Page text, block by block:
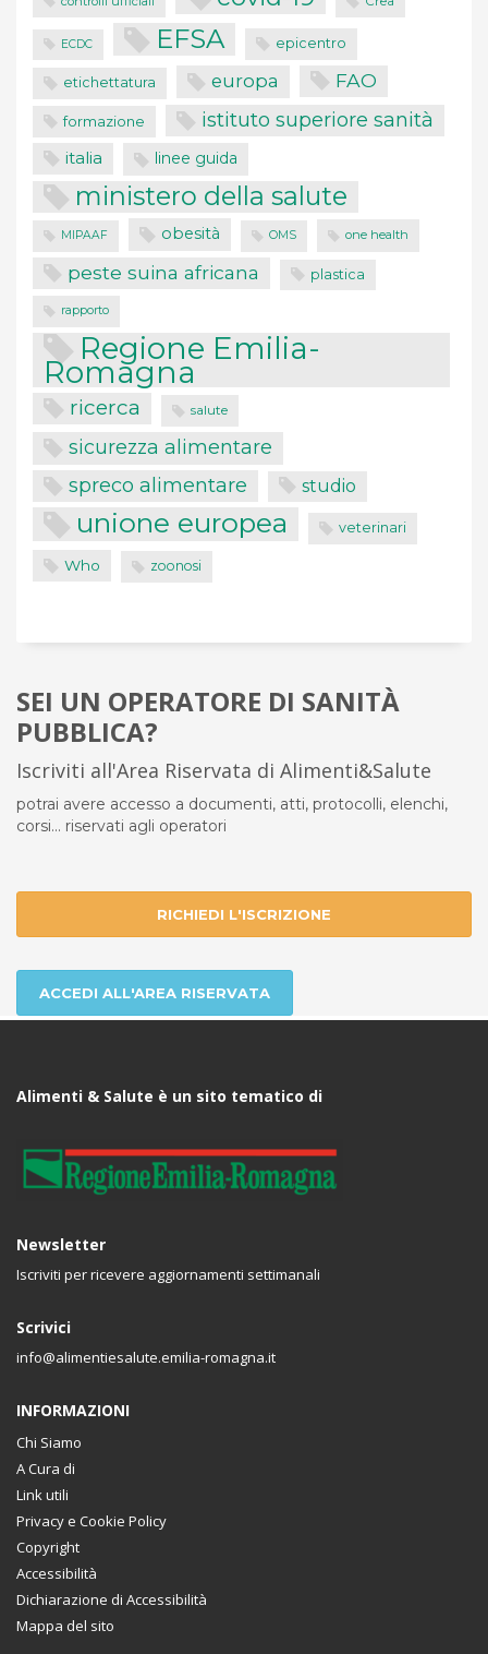
ECDC EFSA epicentro
etichettatura europa FAO
formazione istituto superiore sanità
italia linee guida
ministero della salute
MIPAAF obesità OMS one health
peste suina africana plastica
rapporto
Regione Emilia-
Romagna
ricerca salute
sicurezza alimentare
spreco alimentare studio
unione europea veterinari
Who zoonosi
SEI UN OPERATORE DI SANITÀ
PUBBLICA?
Iscriviti all'Area Riservata di Alimenti&Salute
potrai avere accesso a documenti, atti, protocolli, elenchi,
corsi... riservati agli operatori
RICHIEDI L'ISCRIZIONE
ACCEDI ALL'AREA RISERVATA
Alimenti & Salute è un sito tematico di
Newsletter
Iscriviti per ricevere aggiornamenti settimanali
Scrivici
info@alimentiesalute.emilia-romagna.it
INFORMAZIONI
Chi Siamo
A Cura di
Link utili
Privacy e Cookie Policy
Copyright
Accessibilità
Dichiarazione di Accessibilità
Mappa del sito